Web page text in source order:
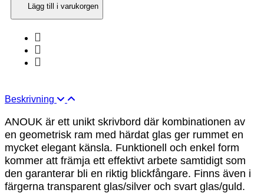
Lägg till i varukorgen
Beskrivning
ANOUK är ett unikt skrivbord där kombinationen av
en geometrisk ram med härdat glas ger rummet en
mycket elegant känsla. Funktionell och enkel form
kommer att främja ett effektivt arbete samtidigt som
den garanterar bli en riktig blickfångare. Finns även i
färgerna transparent glas/silver och svart glas/guld.